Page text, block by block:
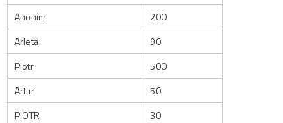
Anonim
200
Arleta
90
Piotr
500
Artur
50
PIOTR
30